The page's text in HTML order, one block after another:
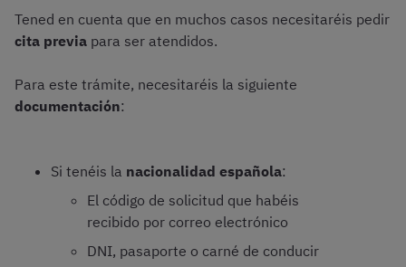
Tened en cuenta que en muchos casos necesitaréis pedir
cita previa para ser atendidos.
Para este trámite, necesitaréis la siguiente
documentación:
Si tenéis la nacionalidad española:
El código de solicitud que habéis
recibido por correo electrónico
DNI, pasaporte o carné de conducir